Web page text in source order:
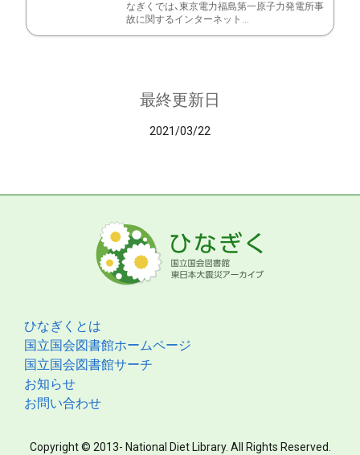
なぎくでは、東京電力福島第一原子力発電所事
故に関するインターネット...
最終更新日
2021/03/22
ひなぎくとは
国立国会図書館ホームページ
国立国会図書館サーチ
お知らせ
お問い合わせ
Copyright © 2013- National Diet Library. All Rights Reserved.